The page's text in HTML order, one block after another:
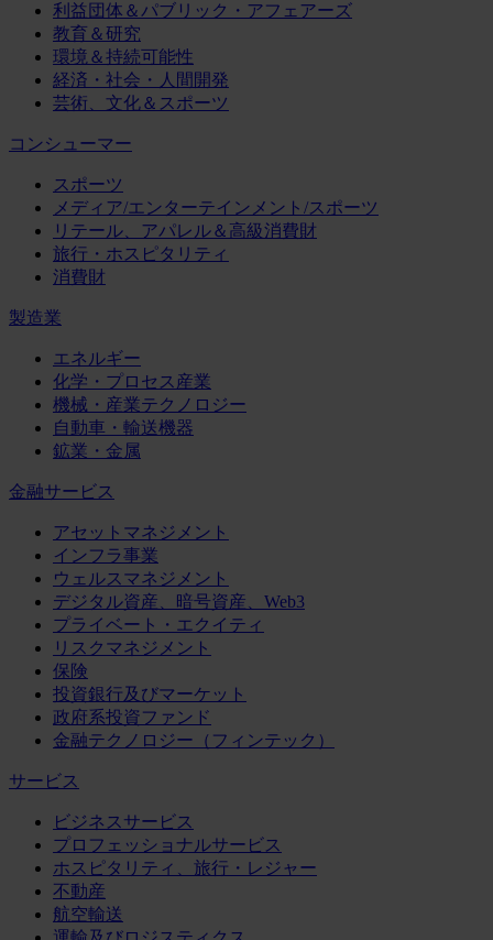
利益団体＆パブリック・アフェアーズ
教育＆研究
環境＆持続可能性
経済・社会・人間開発
芸術、文化＆スポーツ
コンシューマー
スポーツ
メディア/エンターテインメント/スポーツ
リテール、アパレル＆高級消費財
旅行・ホスピタリティ
消費財
製造業
エネルギー
化学・プロセス産業
機械・産業テクノロジー
自動車・輸送機器
鉱業・金属
金融サービス
アセットマネジメント
インフラ事業
ウェルスマネジメント
デジタル資産、暗号資産、Web3
プライベート・エクイティ
リスクマネジメント
保険
投資銀行及びマーケット
政府系投資ファンド
金融テクノロジー（フィンテック）
サービス
ビジネスサービス
プロフェッショナルサービス
ホスピタリティ、旅行・レジャー
不動産
航空輸送